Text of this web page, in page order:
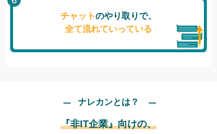
チャットのやり取りで、
全て流れていっている
ナレカンとは？
『非IT企業』向けの、